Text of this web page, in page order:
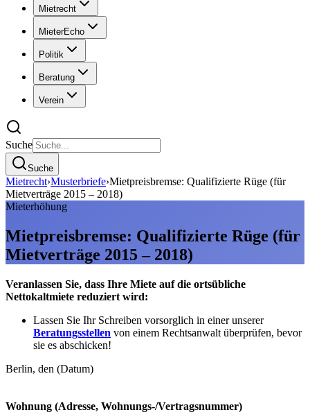
Mietrecht
MieterEcho
Politik
Beratung
Verein
Suche
Suche
Mietrecht›Musterbriefe›Mietpreisbremse: Qualifizierte Rüge (für
Mietverträge 2015 – 2018)
Mieterhöhung
Mietpreisbremse: Qualifizierte Rüge (für
Mietverträge 2015 – 2018)
Veranlassen Sie, dass Ihre Miete auf die ortsübliche
Nettokaltmiete reduziert wird:
Lassen Sie Ihr Schreiben vorsorglich in einer unserer
Beratungsstellen von einem Rechtsanwalt überprüfen, bevor
sie es abschicken!
Berlin, den (Datum)
Wohnung (Adresse, Wohnungs-/Vertragsnummer)